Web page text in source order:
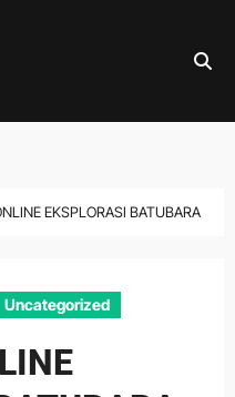
EKSPLORASI BATUBARA
Uncategorized